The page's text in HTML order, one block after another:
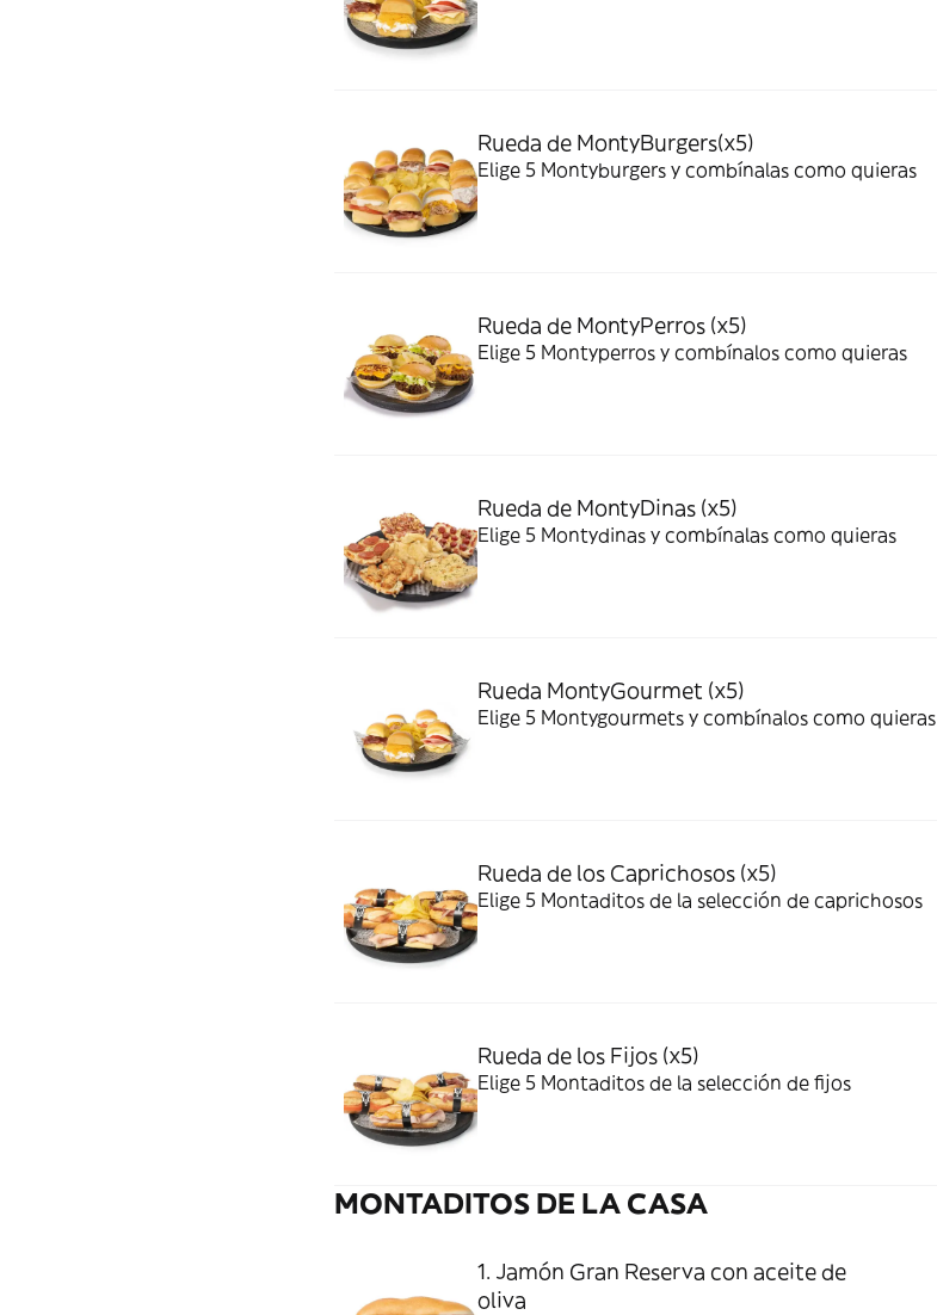
Rueda de MontyBurgers(x5)
Elige 5 Montyburgers y combínalas como quieras
Rueda de MontyPerros (x5)
Elige 5 Montyperros y combínalos como quieras
Rueda de MontyDinas (x5)
Elige 5 Montydinas y combínalas como quieras
Rueda MontyGourmet (x5)
Elige 5 Montygourmets y combínalos como quieras
Rueda de los Caprichosos (x5)
Elige 5 Montaditos de la selección de caprichosos
Rueda de los Fijos (x5)
Elige 5 Montaditos de la selección de fijos
MONTADITOS DE LA CASA
1. Jamón Gran Reserva con aceite de
oliva